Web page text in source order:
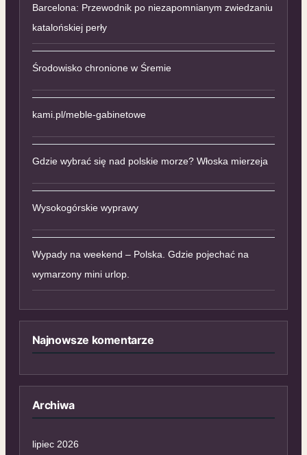
Barcelona: Przewodnik po niezapomnianym zwiedzaniu
katalońskiej perły
Środowisko chronione w Śremie
kami.pl/meble-gabinetowe
Gdzie wybrać się nad polskie morze? Włoska mierzeja
Wysokogórskie wyprawy
Wypady na weekend – Polska. Gdzie pojechać na
wymarzony mini urlop.
Najnowsze komentarze
Archiwa
lipiec 2026